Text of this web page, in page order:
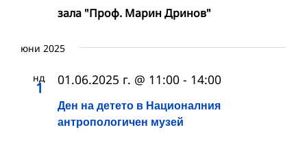
зала "Проф. Марин Дринов"
юни 2025
нд
1
Ден на детето в Националния
антропологичен музей
01.06.2025 г. @ 11:00 - 14:00